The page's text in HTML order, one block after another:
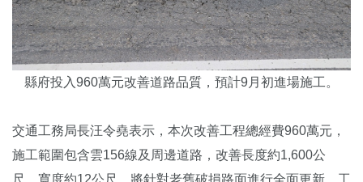
縣府投入960萬元改善道路品質，預計9月初進場施工。
交通工務局長汪令堯表示，本次改善工程總經費960萬元，
施工範圍包含雲156線及周邊道路，改善長度約1,600公